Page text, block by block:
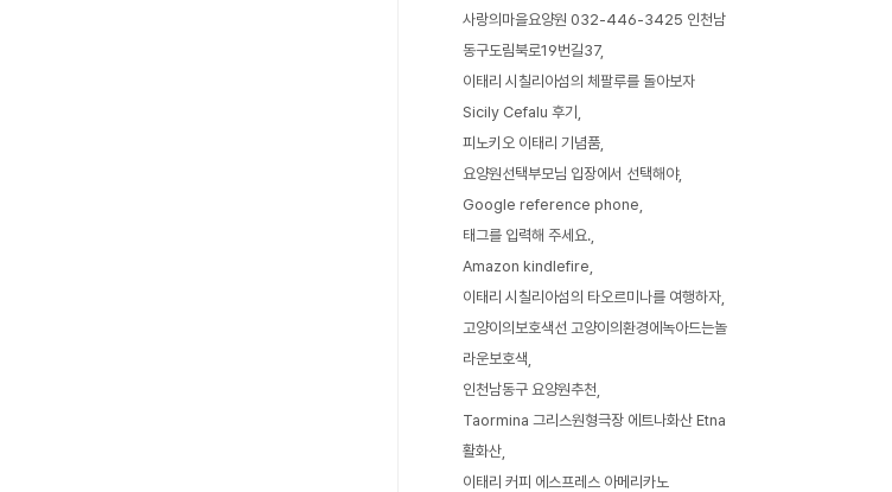
사랑의마을요양원 032-446-3425 인천남
동구도림북로19번길37
이태리 시칠리아섬의 체팔루를 돌아보자
Sicily Cefalu 후기
피노키오 이태리 기념품
요양원선택부모님 입장에서 선택해야
Google reference phone
태그를 입력해 주세요.
Amazon kindlefire
이태리 시칠리아섬의 타오르미나를 여행하자
고양이의보호색선 고양이의환경에녹아드는놀
라운보호색
인천남동구 요양원추천
Taormina 그리스원형극장 에트나화산 Etna
활화산
이태리 커피 에스프레스 아메리카노